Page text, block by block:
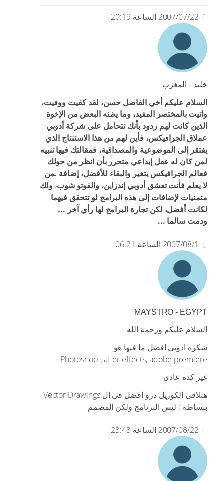
2007/07/22 الساعة 20:19
خليد - المغرب
السلام عليكم أخي الفاضل حسن، لقد كفيت ووفيت،
واتيت بالمختصر المفيد، وما يظنه البعض من الإخوة
الذين كانت لهم ردود بأنك تتحامل على شركة أدوبي
عملاق الجرافيكس، فأين لهم من هذا الاستنتاج الذي
يفتقر إلى الموضوعية والمصداقية، فمقالتك فيها تنبيه
لمن كان له عقل إبداعي متحرر بأن انظر من حولك
فعالم الجرافيكس يتغير والبقاء للأفضل، إضافة لمن
لا يعلم فأنت تعشق أدوبي إندزاين، والفوتو شوب، ولك
متمنيات لإضافات إلى هذه البرامج لو تتحقق فيهما
لكانت أفضل، لكن تجارة البرامج لها رأي آخر ...
ودمت سالما ...
2007/08/1 الساعة 06:21
MAYSTRO - EGYPT
السلام عليكم ورحمة الله
شكره ادوبى افضل ما فيها هو
Photoshop , after effects, adobe premiere
غير كده عادى
هتلاقى الكوريل درو افضل فى ال Vector Drawings
ببساطه : ليس البرنامج ولكن المصمم
2007/08/22 الساعة 23:43